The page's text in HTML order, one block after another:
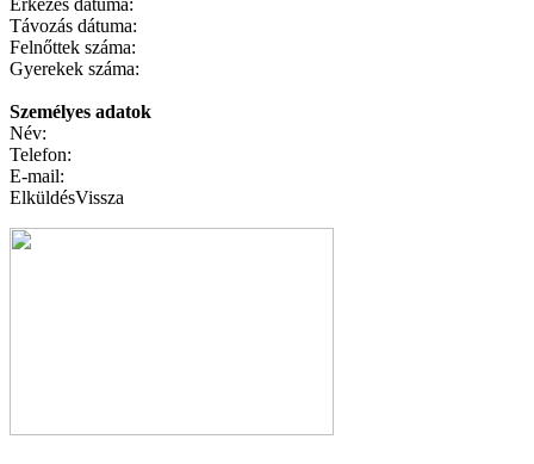
Érkezés dátuma:
Távozás dátuma:
Felnőttek száma:
Gyerekek száma:
Személyes adatok
Név:
Telefon:
E-mail:
ElküldésVissza